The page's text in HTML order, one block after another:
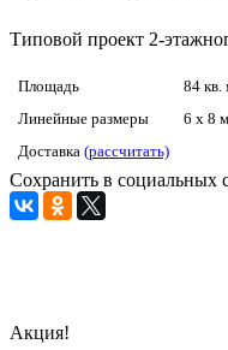
Типовой проект 2-
Площадь
84 кв.
Линейные размеры
6 x 8 м.
Доставка (рассчитать)
Сохранить в социальных
Акция!